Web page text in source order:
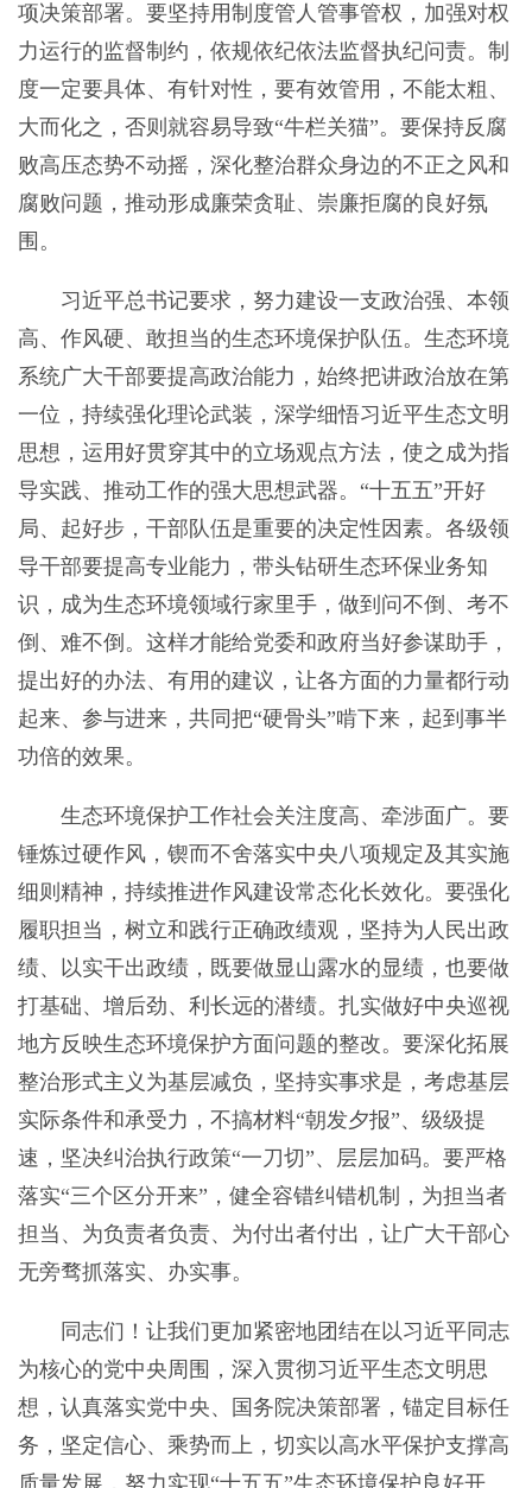
项决策部署。要坚持用制度管人管事管权，加强对权
力运行的监督制约，依规依纪依法监督执纪问责。制
度一定要具体、有针对性，要有效管用，不能太粗、
大而化之，否则就容易导致“牛栏关猫”。要保持反腐
败高压态势不动摇，深化整治群众身边的不正之风和
腐败问题，推动形成廉荣贪耻、崇廉拒腐的良好氛
围。
习近平总书记要求，努力建设一支政治强、本领
高、作风硬、敢担当的生态环境保护队伍。生态环境
系统广大干部要提高政治能力，始终把讲政治放在第
一位，持续强化理论武装，深学细悟习近平生态文明
思想，运用好贯穿其中的立场观点方法，使之成为指
导实践、推动工作的强大思想武器。“十五五”开好
局、起好步，干部队伍是重要的决定性因素。各级领
导干部要提高专业能力，带头钻研生态环保业务知
识，成为生态环境领域行家里手，做到问不倒、考不
倒、难不倒。这样才能给党委和政府当好参谋助手，
提出好的办法、有用的建议，让各方面的力量都行动
起来、参与进来，共同把“硬骨头”啃下来，起到事半
功倍的效果。
生态环境保护工作社会关注度高、牵涉面广。要
锤炼过硬作风，锲而不舍落实中央八项规定及其实施
细则精神，持续推进作风建设常态化长效化。要强化
履职担当，树立和践行正确政绩观，坚持为人民出政
绩、以实干出政绩，既要做显山露水的显绩，也要做
打基础、增后劲、利长远的潜绩。扎实做好中央巡视
地方反映生态环境保护方面问题的整改。要深化拓展
整治形式主义为基层减负，坚持实事求是，考虑基层
实际条件和承受力，不搞材料“朝发夕报”、级级提
速，坚决纠治执行政策“一刀切”、层层加码。要严格
落实“三个区分开来”，健全容错纠错机制，为担当者
担当、为负责者负责、为付出者付出，让广大干部心
无旁骛抓落实、办实事。
同志们！让我们更加紧密地团结在以习近平同志
为核心的党中央周围，深入贯彻习近平生态文明思
想，认真落实党中央、国务院决策部署，锚定目标任
务，坚定信心、乘势而上，切实以高水平保护支撑高
质量发展，努力实现“十五五”生态环境保护良好开